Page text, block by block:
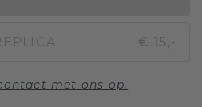
€ 15,-
met ons op.